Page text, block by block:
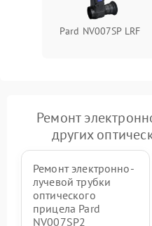
Pard NV007SP LRF
Ремонт
других
Ремонт электронно-
лучевой трубки
оптического
прицела Pard
NV007SP2